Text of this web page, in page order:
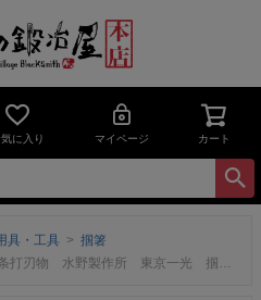
に入り マイページ カート
具・工具
掴箸
東京一光 掴箸ニッケルクロームメッキ18mm 017-022